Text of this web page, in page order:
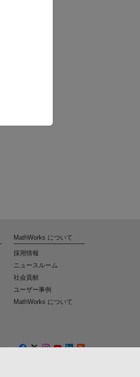
MathWorks について
採用情報
ニュースルーム
社会貢献
ユーザー事例
MathWorks について